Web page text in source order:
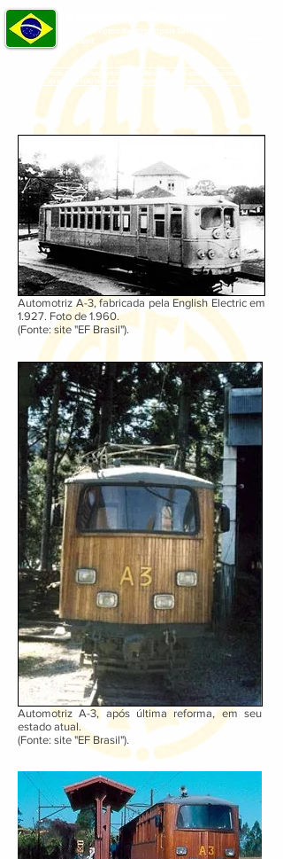
Álbum de Fotos das Principais Ferrovias
do Brasil
O Senhor é o meu pastor, nada me faltará. Ainda que eu atravesse o vale da sombra
da morte, não temerei mal algum, pois Tu estás comigo.
Automotriz A-3, fabricada pela English Electric em
1.927. Foto de 1.960.
(Fonte: site "EF Brasil").
Automotriz A-3, após última reforma, em seu
estado atual.
(Fonte: site "EF Brasil").